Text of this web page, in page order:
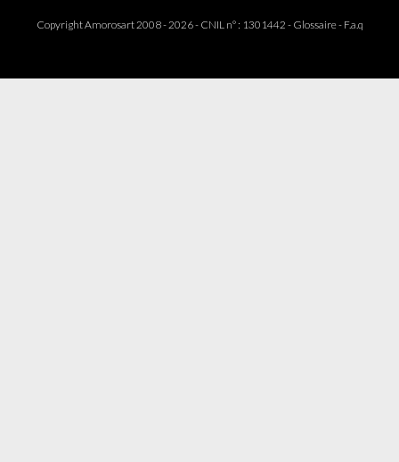
Copyright Amorosart 2008 - 2026 - CNIL n° : 1301442 - Glossaire- F.a.q